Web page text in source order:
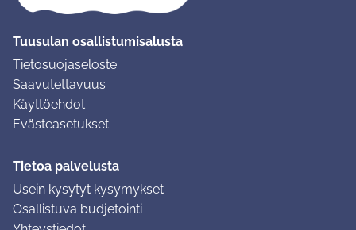
Tuusulan osallistumisalusta
Tietosuojaseloste
Saavutettavuus
Käyttöehdot
Evästeasetukset
Tietoa palvelusta
Usein kysytyt kysymykset
Osallistuva budjetointi